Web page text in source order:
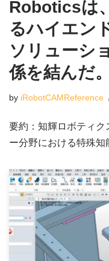
Roboticsは
るハイエン
ソリューシ
係を結んだ。
by iRobotCAMReference
要約：知輝ロボティク
ー分野における特殊